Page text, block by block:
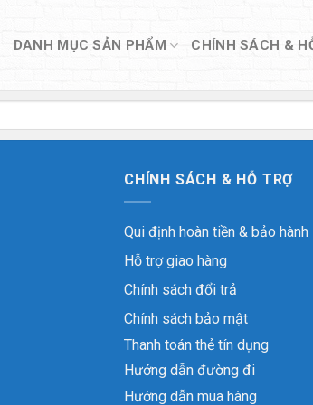
DANH MỤC SẢN PHẨM CHÍNH SÁCH &
CHÍNH SÁCH & HỖ TRỢ
Qui định hoàn tiền & bảo hành
Hỗ trợ giao hàng
Chính sách đổi trả
Chính sách bảo mật
Thanh toán thẻ tín dụng
Hướng dẫn đường đi
Hướng dẫn mua hàng